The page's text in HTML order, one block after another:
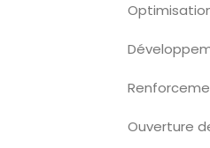
Ouverture